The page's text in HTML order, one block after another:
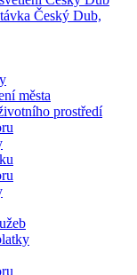
Český Dub,
města
prostředí